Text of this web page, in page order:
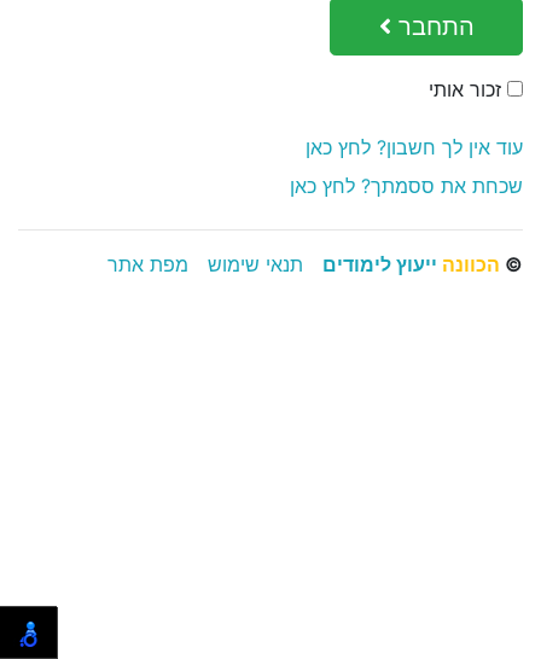
התחבר
זכור אותי
עוד אין לך חשבון? לחץ כאן
שכחת את ססמתך? לחץ כאן
© הכוונה ייעוץ לימודים תנאי שימוש מפת אתר